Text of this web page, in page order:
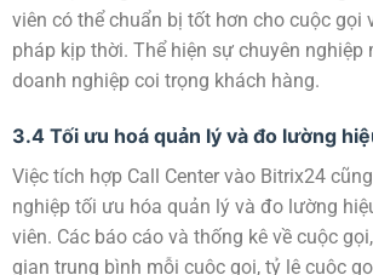
viên có thể chuẩn bị tốt hơn cho cuộc gọi
pháp kịp thời. Thể hiện sự chuyên nghiệp
doanh nghiệp coi trọng khách hàng.
3.4 Tối ưu hoá quản lý và đo lường
Việc tích hợp Call Center vào Bitrix24
nghiệp tối ưu hóa quản lý và đo lường
viên. Các báo cáo và thống kê về cuộc
gian trung bình mỗi cuộc gọi, tỷ lệ cuộc